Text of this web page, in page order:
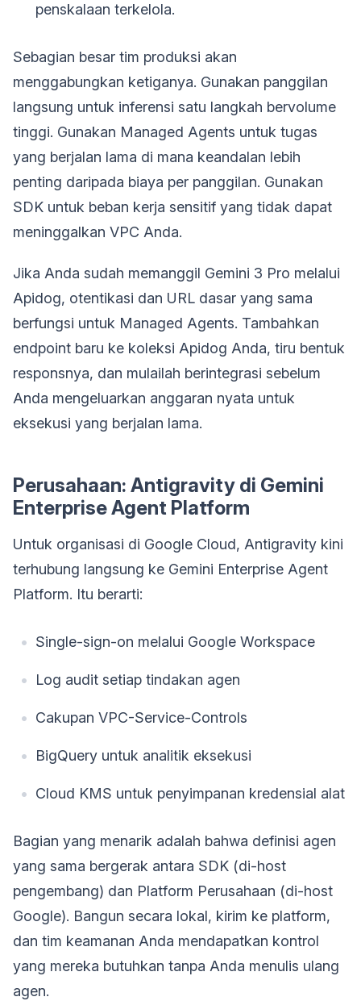
penskalaan terkelola.
Sebagian besar tim produksi akan
menggabungkan ketiganya. Gunakan panggilan
langsung untuk inferensi satu langkah bervolume
tinggi. Gunakan Managed Agents untuk tugas
yang berjalan lama di mana keandalan lebih
penting daripada biaya per panggilan. Gunakan
SDK untuk beban kerja sensitif yang tidak dapat
meninggalkan VPC Anda.
Jika Anda sudah memanggil Gemini 3 Pro melalui
Apidog, otentikasi dan URL dasar yang sama
berfungsi untuk Managed Agents. Tambahkan
endpoint baru ke koleksi Apidog Anda, tiru bentuk
responsnya, dan mulailah berintegrasi sebelum
Anda mengeluarkan anggaran nyata untuk
eksekusi yang berjalan lama.
Perusahaan: Antigravity di Gemini
Enterprise Agent Platform
Untuk organisasi di Google Cloud, Antigravity kini
terhubung langsung ke Gemini Enterprise Agent
Platform. Itu berarti:
Single-sign-on melalui Google Workspace
Log audit setiap tindakan agen
Cakupan VPC-Service-Controls
BigQuery untuk analitik eksekusi
Cloud KMS untuk penyimpanan kredensial alat
Bagian yang menarik adalah bahwa definisi agen
yang sama bergerak antara SDK (di-host
pengembang) dan Platform Perusahaan (di-host
Google). Bangun secara lokal, kirim ke platform,
dan tim keamanan Anda mendapatkan kontrol
yang mereka butuhkan tanpa Anda menulis ulang
agen.